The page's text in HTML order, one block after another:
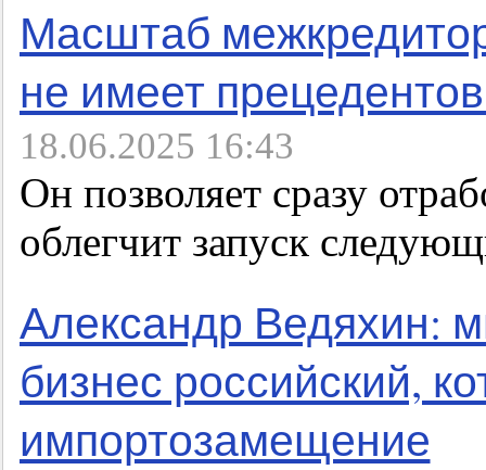
Масштаб
не имеет
18.06.2025 16:43
Он позволяет сразу
облегчит запуск
Александр Ведяхин:
бизнес российский,
импортозамещение